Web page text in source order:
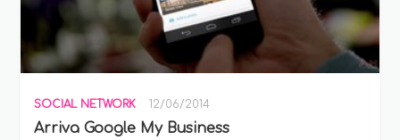
SOCIAL NETWORK 12/06/2014
Arriva Google My Business